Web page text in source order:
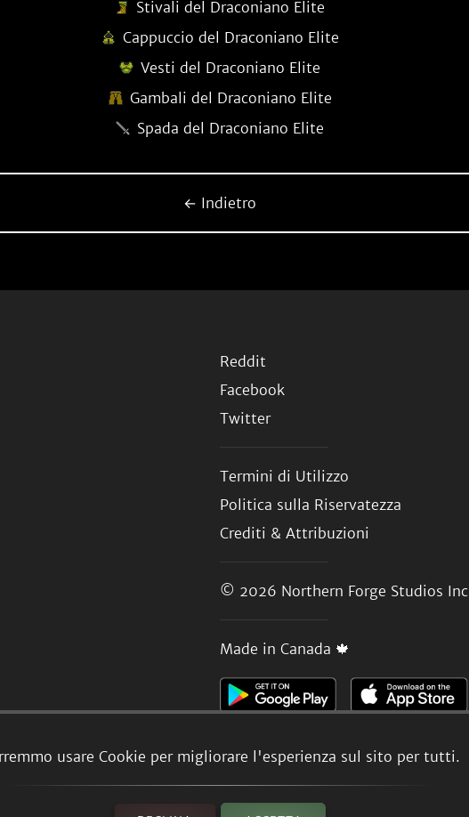
usare Cookie per migliorare l'esperienza sul sito per tutti.
Stivali del Draconiano Elite
Cappuccio del Draconiano Elite
Vesti del Draconiano Elite
Gambali del Draconiano Elite
Spada del Draconiano Elite
← Indietro
Reddit
Facebook
Twitter
Termini di Utilizzo
Politica sulla Riservatezza
Crediti & Attribuzioni
© 2026 Northern Forge Studios Inc
Made in Canada 🍁